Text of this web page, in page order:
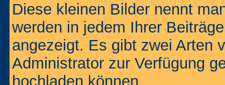
Diese kleinen Bilder nennt
werden in jedem Ihrer
angezeigt. Es gibt zwei Arten
Administrator zur Verfügung
hochladen können.